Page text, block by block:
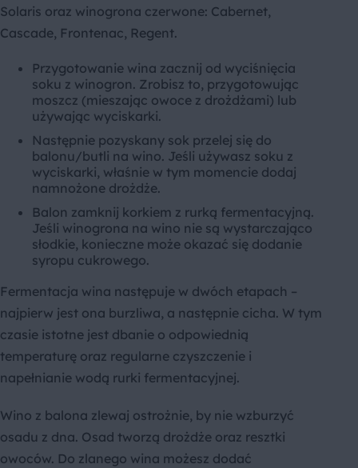
Solaris oraz winogrona czerwone: Cabernet,
Cascade, Frontenac, Regent.
Przygotowanie wina zacznij od wyciśnięcia
soku z winogron. Zrobisz to, przygotowując
moszcz (mieszając owoce z drożdżami) lub
używając wyciskarki.
Następnie pozyskany sok przelej się do
balonu/butli na wino. Jeśli używasz soku z
wyciskarki, właśnie w tym momencie dodaj
namnożone drożdże.
Balon zamknij korkiem z rurką fermentacyjną.
Jeśli winogrona na wino nie są wystarczająco
słodkie, konieczne może okazać się dodanie
syropu cukrowego.
Fermentacja wina następuje w dwóch etapach –
najpierw jest ona burzliwa, a następnie cicha. W tym
czasie istotne jest dbanie o odpowiednią
temperaturę oraz regularne czyszczenie i
napełnianie wodą rurki fermentacyjnej.
Wino z balona zlewaj ostrożnie, by nie wzburzyć
osadu z dna. Osad tworzą drożdże oraz resztki
owoców. Do zlanego wina możesz dodać